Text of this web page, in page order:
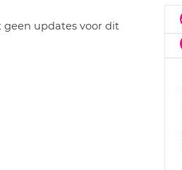
updates voor dit